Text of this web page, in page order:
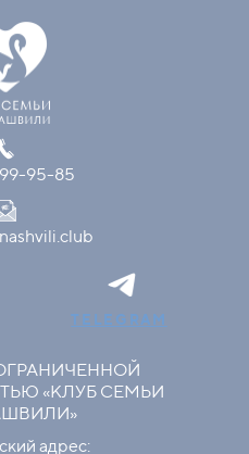
95-85
TELEGRAM
«КЛУБ СЕМЬИ
адрес: